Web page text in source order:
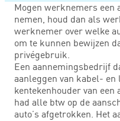
Mogen werknemers een
nemen, houd dan als
werknemer over welke
om te kunnen bewijzen
privégebruik.
Een aannemingsbedrijf
aanleggen van kabel-
kentekenhouder van een
had alle btw op de
auto’s afgetrokken. Het